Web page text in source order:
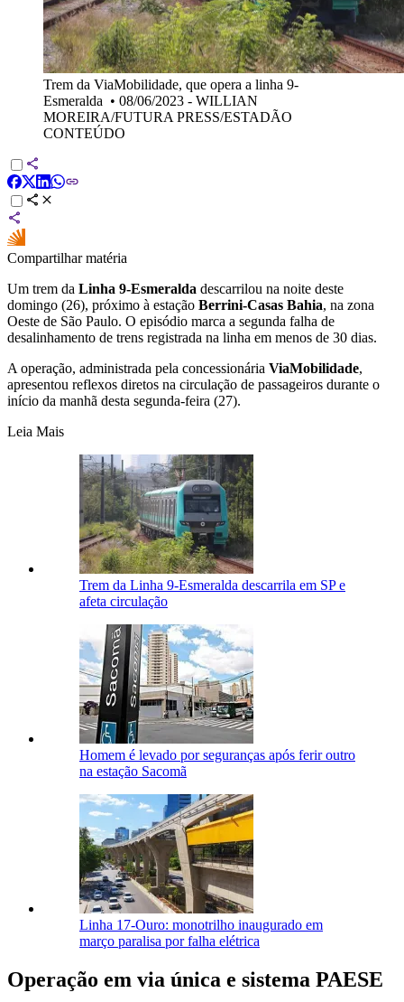
Trem da ViaMobilidade, que opera a linha 9-
Esmeralda • 08/06/2023 - WILLIAN
MOREIRA/FUTURA PRESS/ESTADÃO
CONTEÚDO
Compartilhar matéria
Um trem da Linha 9-Esmeralda descarrilou na noite deste
domingo (26), próximo à estação Berrini-Casas Bahia, na zona
Oeste de São Paulo. O episódio marca a segunda falha de
desalinhamento de trens registrada na linha em menos de 30 dias.
A operação, administrada pela concessionária ViaMobilidade,
apresentou reflexos diretos na circulação de passageiros durante o
início da manhã desta segunda-feira (27).
Leia Mais
Trem da Linha 9-Esmeralda descarrila em SP e
afeta circulação
Homem é levado por seguranças após ferir outro
na estação Sacomã
Linha 17-Ouro: monotrilho inaugurado em
março paralisa por falha elétrica
Operação em via única e sistema PAESE